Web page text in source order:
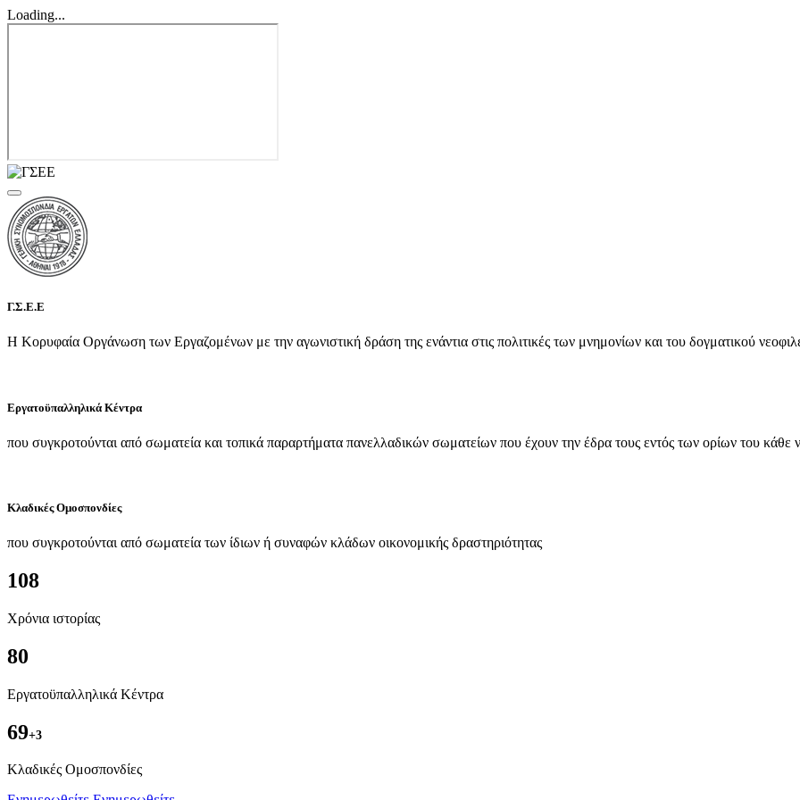
Loading...
Γ.Σ.Ε.Ε
Η Κορυφαία Οργάνωση των Εργαζομένων με την αγωνιστική δράση της ενάντια στις πολιτικές των μνημονίων και του δογματικού
Εργατοϋπαλληλικά Κέντρα
που συγκροτούνται από σωματεία και τοπικά παραρτήματα πανελλαδικών σωματείων που έχουν την έδρα τους εντός των ορίων του κάθε
Κλαδικές Ομοσπονδίες
που συγκροτούνται από σωματεία των ίδιων ή συναφών κλάδων οικονομικής δραστηριότητας
108
Χρόνια ιστορίας
80
Εργατοϋπαλληλικά Κέντρα
69+3
Kλαδικές Ομοσπονδίες